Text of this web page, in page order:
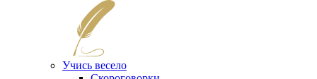
Учись весело